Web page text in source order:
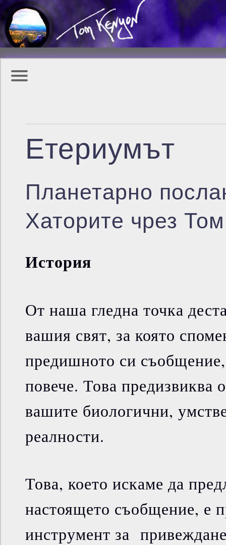
Eтериумът
Планетарно
Хаторите чрез
История
От наша гледна точка
вашия свят, за която
предишното си съобщение,
повече. Това предизвиква
вашите биологични,
реалности.
Това, което искаме да
настоящето съобщение, е
инструмент за